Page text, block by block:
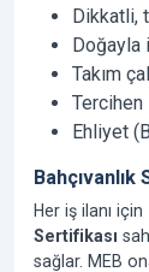
Dikkatli,
Doğayla
Takım
Tercihen
Ehliyet
Her iş ilanı
Sertifikası
sağlar. MEB